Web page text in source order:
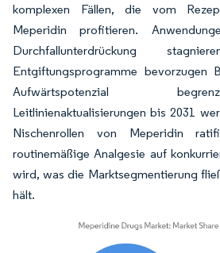
komplexen Fällen, die vom
Meperidin profitieren.
Durchfallunterdrückung
Entgiftungsprogramme bevorzugen
Aufwärtspotenzial
Leitlinienaktualisierungen bis 2031
Nischenrollen von Meperidin
routinemäßige Analgesie auf
wird, was die Marktsegmentierung
hält.